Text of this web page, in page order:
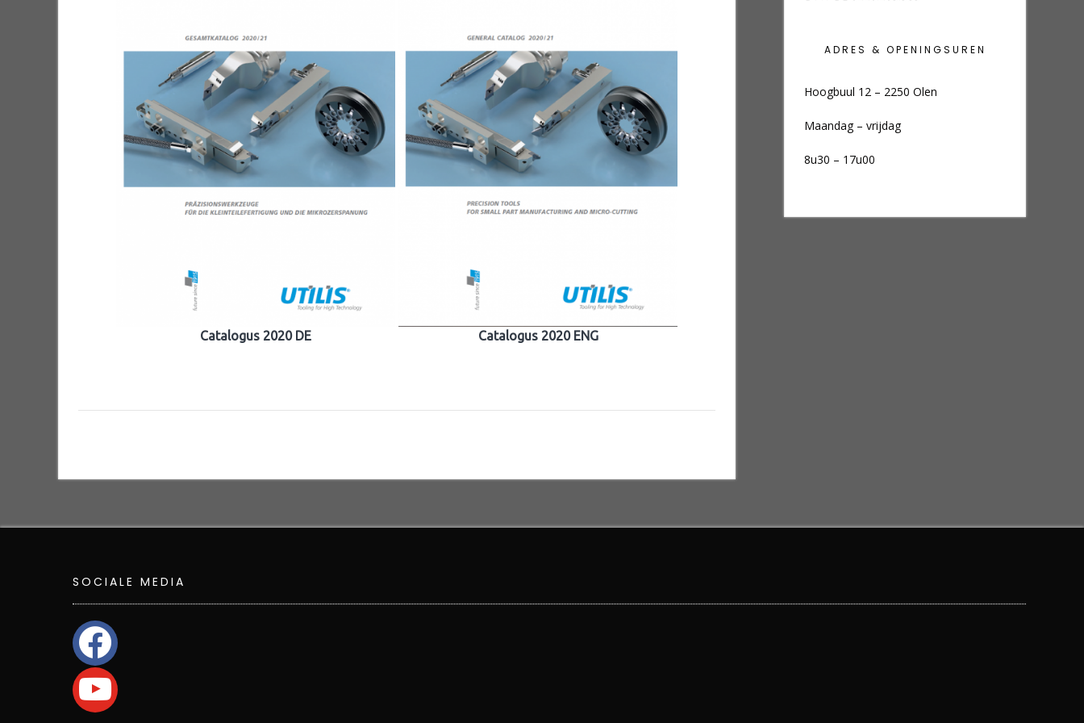
Catalogus 2020 DE Catalogus 2020 ENG
ADRES & OPENINGSUREN
Hoogbuul 12 – 2250 Olen
Maandag – vrijdag
8u30 – 17u00
SOCIALE MEDIA
facebook
youtube